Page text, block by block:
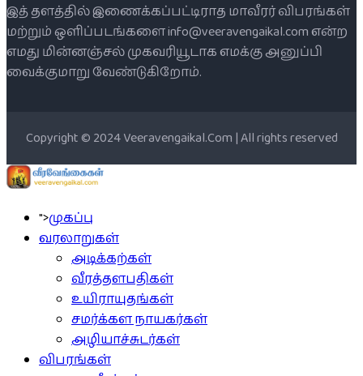
இத் தளத்தில் இணைக்கப்பட்டிராத மாவீரர் விபரங்கள்
மற்றும் ஒளிப்படங்களை info@veeravengaikal.com என்ற
எமது மின்னஞ்சல் முகவரியூடாக எமக்கு அனுப்பி
வைக்குமாறு வேண்டுகிறோம்.
Copyright © 2024 Veeravengaikal.Com | All rights reserved
">முகப்பு
வரலாறுகள்
அடிக்கற்கள்
வீரத்தளபதிகள்
உயிராயுதங்கள்
சமர்க்கள நாயகர்கள்
அழியாச்சுடர்கள்
விபரங்கள்